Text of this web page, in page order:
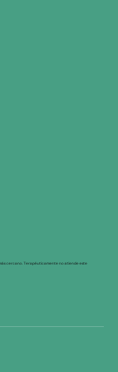
cercano. Terapéuticamente no atiende este